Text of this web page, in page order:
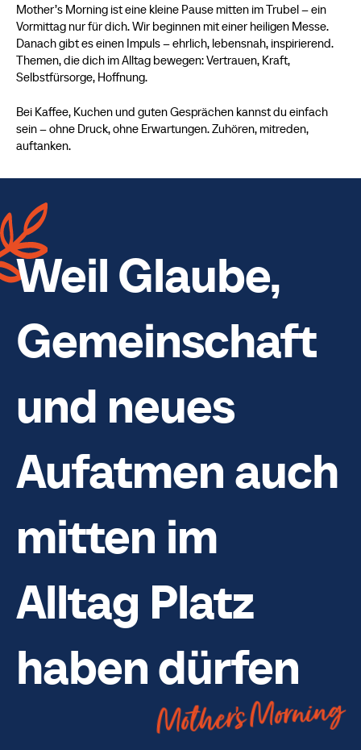
Mother’s Morning ist eine kleine Pause mitten im Trubel – ein
Vormittag nur für dich. Wir beginnen mit einer heiligen Messe.
Danach gibt es einen Impuls – ehrlich, lebensnah, inspirierend.
Themen, die dich im Alltag bewegen: Vertrauen, Kraft,
Selbstfürsorge, Hoffnung.
Bei Kaffee, Kuchen und guten Gesprächen kannst du einfach
sein – ohne Druck, ohne Erwartungen. Zuhören, mitreden,
auftanken.
Weil Glaube,
Gemeinschaft
und neues
Aufatmen auch
mitten im
Alltag Platz
haben dürfen
Mother’s Morning